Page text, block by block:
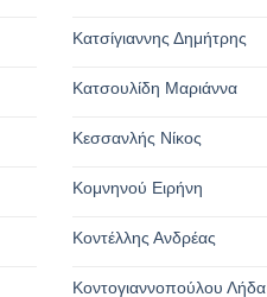
Κατσίγιαννης Δημήτρης
Κατσουλίδη Μαριάννα
Κεσσανλής Νίκος
Κομνηνού Ειρήνη
Κοντέλλης Ανδρέας
Κοντογιαννοπούλου Λήδα